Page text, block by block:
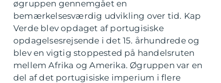
øgruppen gennemgået en
bemærkelsesværdig udvikling over tid. Kap
Verde blev opdaget af portugisiske
opdagelsesrejsende i det 15. århundrede og
blev en vigtig stoppested på handelsruten
mellem Afrika og Amerika. Øgruppen var en
del af det portugisiske imperium i flere